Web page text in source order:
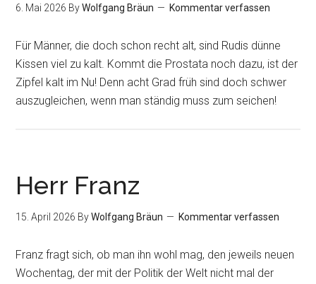
6. Mai 2026 ByWolfgang Bräun Kommentar verfassen
Für Männer, die doch schon recht alt, sind Rudis dünne
Kissen viel zu kalt. Kommt die Prostata noch dazu, ist der
Zipfel kalt im Nu! Denn acht Grad früh sind doch schwer
auszugleichen, wenn man ständig muss zum seichen!
Herr Franz
15. April 2026 ByWolfgang Bräun Kommentar verfassen
Franz fragt sich, ob man ihn wohl mag, den jeweils neuen
Wochentag, der mit der Politik der Welt nicht mal der